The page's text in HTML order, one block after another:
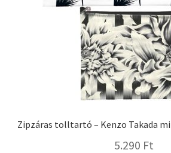
Zipzáras tolltartó – Kenzo Takada
5.290 Ft